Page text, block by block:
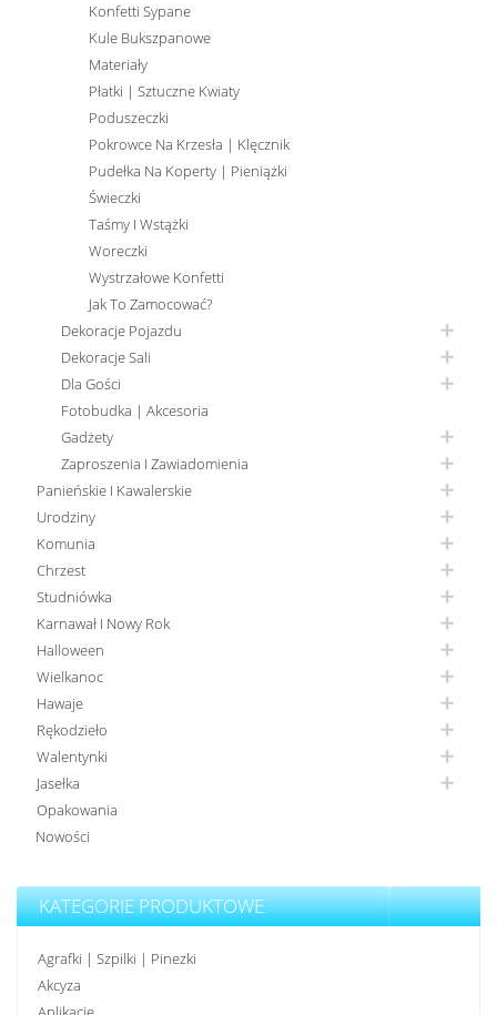
Konfetti Sypane
Kule Bukszpanowe
Materiały
Płatki | Sztuczne Kwiaty
Poduszeczki
Pokrowce Na Krzesła | Klęcznik
Pudełka Na Koperty | Pieniążki
Świeczki
Taśmy I Wstążki
Woreczki
Wystrzałowe Konfetti
Jak To Zamocować?
Dekoracje Pojazdu
Dekoracje Sali
Dla Gości
Fotobudka | Akcesoria
Gadżety
Zaproszenia I Zawiadomienia
Panieńskie I Kawalerskie
Urodziny
Komunia
Chrzest
Studniówka
Karnawał I Nowy Rok
Halloween
Wielkanoc
Hawaje
Rękodzieło
Walentynki
Jasełka
Opakowania
Nowości
KATEGORIE PRODUKTOWE
Agrafki | Szpilki | Pinezki
Akcyza